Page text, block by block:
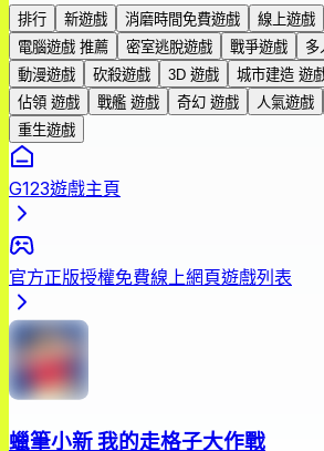
排行 新遊戲 消磨時間免費遊戲 線上遊戲
電腦遊戲 推薦
密室逃脫遊戲 戰爭遊戲 多
動漫遊戲
砍殺遊戲 3D 遊戲 城市建造 遊
佔領 遊戲
戰艦 遊戲 奇幻 遊戲 人氣遊戲
重生遊戲
G123遊戲主頁
官方正版授權免費線上網頁遊戲列表
蠟筆小新 我的走格子大作戰